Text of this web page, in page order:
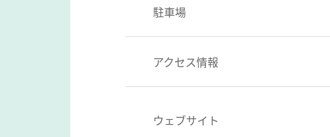
駐車場
アクセス情報
ウェブサイト